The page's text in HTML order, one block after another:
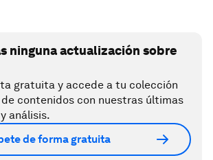
ninguna actualización sobre
gratuita y accede a tu colección
contenidos con nuestras últimas
análisis.
de forma gratuita